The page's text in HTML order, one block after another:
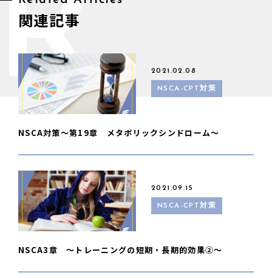
関連記事
2021.02.08
NSCA-CPT対策
NSCA対策〜第19章 メタボリックシンドローム〜
2021.09.15
NSCA-CPT対策
NSCA3章 〜トレーニングの短期・長期的効果②〜